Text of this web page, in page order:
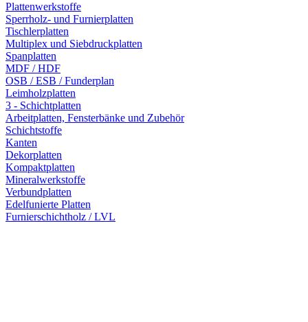
Plattenwerkstoffe
Sperrholz- und Furnierplatten
Tischlerplatten
Multiplex und Siebdruckplatten
Spanplatten
MDF / HDF
OSB / ESB / Funderplan
Leimholzplatten
3 - Schichtplatten
Arbeitplatten, Fensterbänke und Zubehör
Schichtstoffe
Kanten
Dekorplatten
Kompaktplatten
Mineralwerkstoffe
Verbundplatten
Edelfunierte Platten
Furnierschichtholz / LVL